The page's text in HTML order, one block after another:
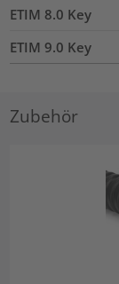
ETIM 8.0 Key
ETIM 9.0 Key
Zubehör